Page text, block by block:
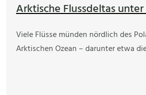
Arktische Flussdeltas unter
Viele Flüsse münden nördlich des
Arktischen Ozean – darunter etwa